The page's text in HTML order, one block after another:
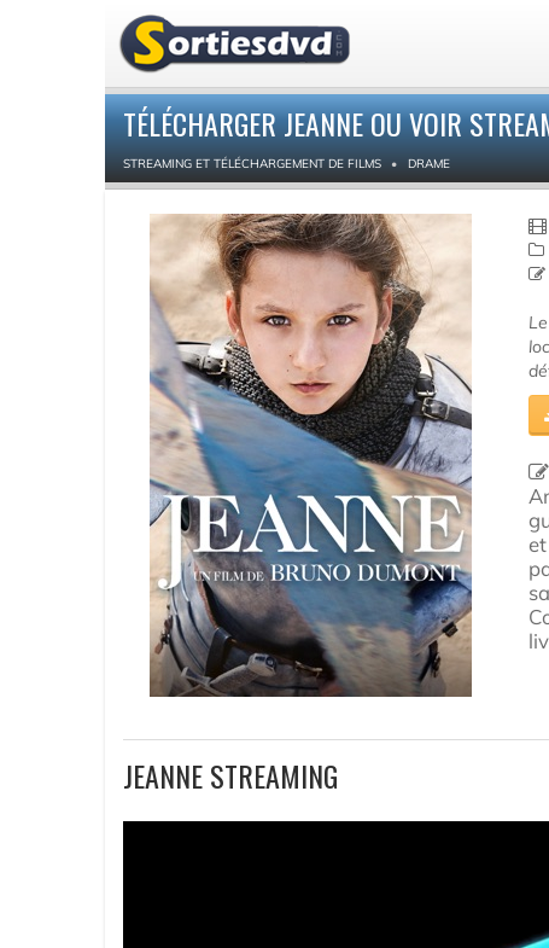
TÉLÉCHARGER JEANNE OU VOIR
STREAMING ET TÉLÉCHARGEMENT DE FILMS DRAME
JEANNE STREAMING